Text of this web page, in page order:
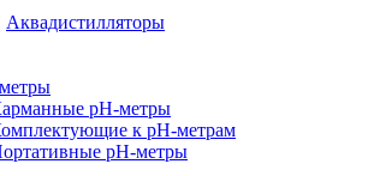
Аквадистилляторы
pH-метры
к pH-метрам
pH-метры